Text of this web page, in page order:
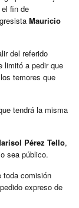
fin de
Mauricio
del referido
limitó a pedir que
temores que
tendrá la misma
Pérez Tello,
sea público.
toda comisión
expreso de